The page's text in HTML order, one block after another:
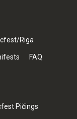
Riga
FAQ
Pičings